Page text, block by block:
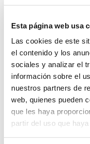
Esta página web usa
Las cookies de este
el contenido y los
sociales y analizar el
información sobre el
nuestros partners de
web, quienes pueden
que les haya
partir del uso que
Volumen
1 mL(1)
Disolvente
Water /
Acetonitrile (8/2)
Referencia